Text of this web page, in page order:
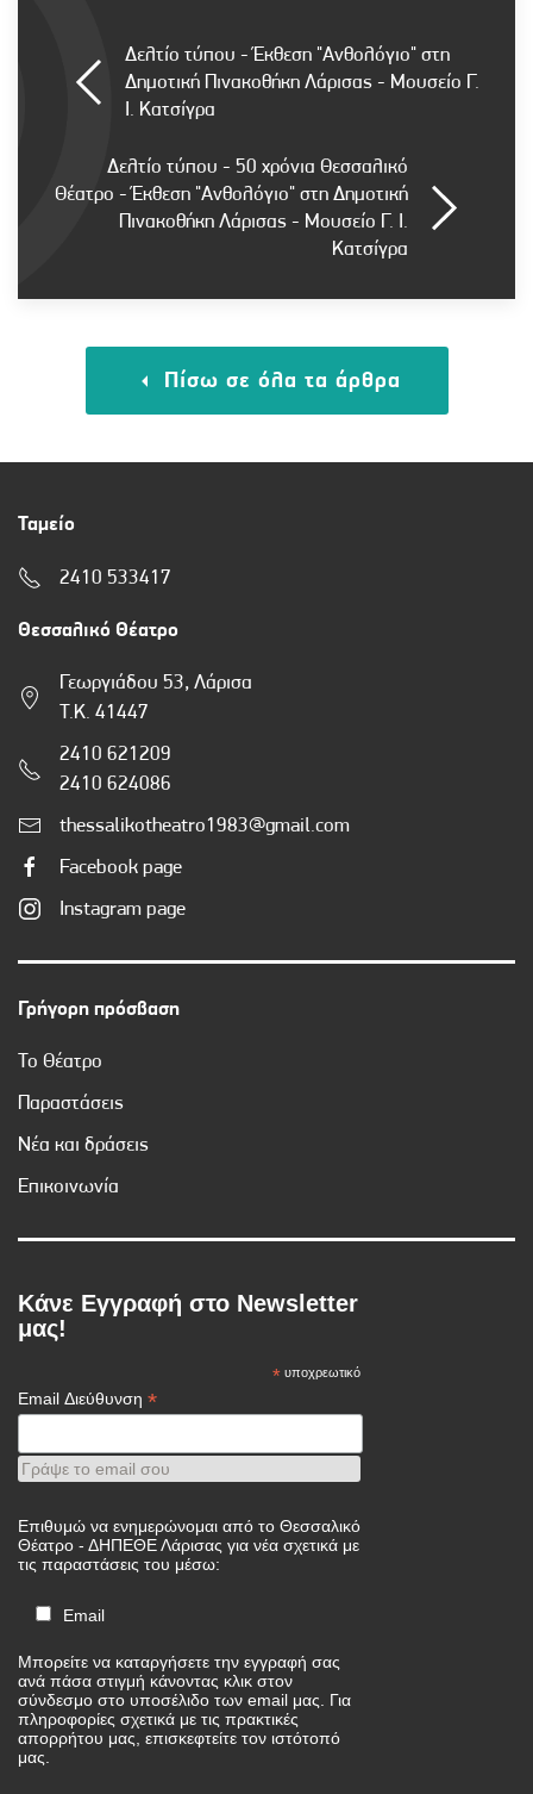
Δελτίο τύπου - Έκθεση "Ανθολόγιο" στη
Δημοτική Πινακοθήκη Λάρισας - Μουσείο Γ.
Ι. Κατσίγρα
Δελτίο τύπου - 50 χρόνια Θεσσαλικό
Θέατρο - Έκθεση "Ανθολόγιο" στη Δημοτική
Πινακοθήκη Λάρισας - Μουσείο Γ. Ι.
Κατσίγρα
Πίσω σε όλα τα άρθρα
Ταμείο
2410 533417
Θεσσαλικό Θέατρο
Γεωργιάδου 53, Λάρισα
Τ.Κ. 41447
2410 621209
2410 624086
thessalikotheatro1983@gmail.com
Facebook page
Instagram page
Γρήγορη πρόσβαση
Το Θέατρο
Παραστάσεις
Νέα και δράσεις
Επικοινωνία
Κάνε Εγγραφή στο Newsletter
μας!
* υποχρεωτικό
Email Διεύθυνση *
Γράψε το email σου
Επιθυμώ να ενημερώνομαι από το Θεσσαλικό
Θέατρο - ΔΗΠΕΘΕ Λάρισας για νέα σχετικά με
τις παραστάσεις του μέσω:
Email
Μπορείτε να καταργήσετε την εγγραφή σας
ανά πάσα στιγμή κάνοντας κλικ στον
σύνδεσμο στο υποσέλιδο των email μας. Για
πληροφορίες σχετικά με τις πρακτικές
απορρήτου μας, επισκεφτείτε τον ιστότοπό
μας.